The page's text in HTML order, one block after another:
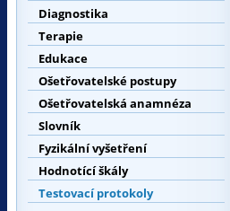
Diagnostika
Terapie
Edukace
Ošetřovatelské postupy
Ošetřovatelská anamnéza
Slovník
Fyzikální vyšetření
Hodnotící škály
Testovací protokoly